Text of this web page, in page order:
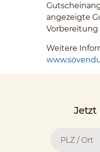
angezeigte
Vorbereitung
Weitere
Jetzt